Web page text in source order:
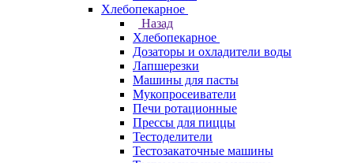
Хлебопекарное
Назад
Хлебопекарное
Дозаторы и охладители воды
Лапшерезки
Машины для пасты
Мукопросеиватели
Печи ротационные
Прессы для пиццы
Тестоделители
Тестозакаточные машины